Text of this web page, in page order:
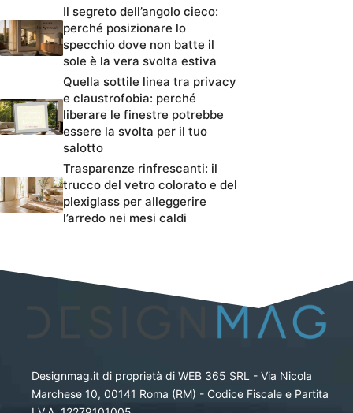
Il segreto dell’angolo cieco:
perché posizionare lo
specchio dove non batte il
sole è la vera svolta estiva
Quella sottile linea tra privacy
e claustrofobia: perché
liberare le finestre potrebbe
essere la svolta per il tuo
salotto
Trasparenze rinfrescanti: il
trucco del vetro colorato e del
plexiglass per alleggerire
l’arredo nei mesi caldi
Designmag.it di proprietà di WEB 365 SRL - Via Nicola
Marchese 10, 00141 Roma (RM) - Codice Fiscale e Partita